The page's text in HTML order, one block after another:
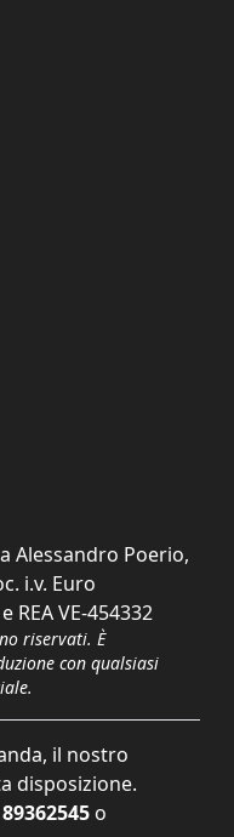
Alessandro Poerio,
i.v. Euro
REA VE-454332
riservati. È
con qualsiasi
il nostro
disposizione.
o